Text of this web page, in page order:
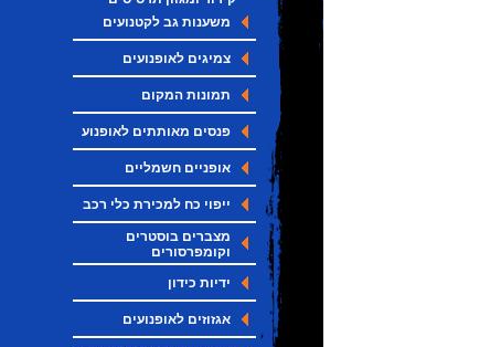
משענות גב לקטנועים
צמיגים לאופנועים
תמונות המקום
פנסים מאותתים לאופנוע
אופניים חשמליים
ייפוי כח למכירת כלי רכב
מצברים בוסטרים
וקומפרסורים
ידיות כידון
אגזוזים לאופנועים